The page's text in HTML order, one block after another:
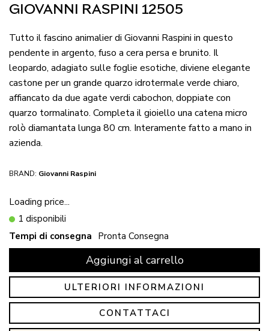
GIOVANNI RASPINI 12505
Tutto il fascino animalier di Giovanni Raspini in questo
pendente in argento, fuso a cera persa e brunito. Il
leopardo, adagiato sulle foglie esotiche, diviene elegante
castone per un grande quarzo idrotermale verde chiaro,
affiancato da due agate verdi cabochon, doppiate con
quarzo tormalinato. Completa il gioiello una catena micro
rolò diamantata lunga 80 cm. Interamente fatto a mano in
azienda.
BRAND: Giovanni Raspini
Loading price...
1 disponibili
Tempi di consegna Pronta Consegna
Aggiungi al carrello
ULTERIORI INFORMAZIONI
CONTATTACI